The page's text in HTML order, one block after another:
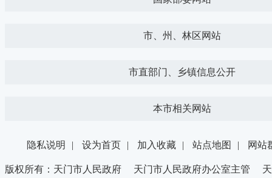
市、州、林区网站
市直部门、乡镇信息公开
本市相关网站
隐私说明 | 设为首页 | 加入收藏 | 站点地图 | 网站
版权所有：天门市人民政府 天门市人民政府办公室主管 天